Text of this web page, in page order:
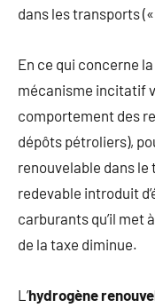
dans les transports («
En ce qui concerne la
mécanisme incitatif
comportement des
dépôts pétroliers),
renouvelable dans
redevable introduit
carburants qu’il met
de la taxe diminue.
L’hydrogène